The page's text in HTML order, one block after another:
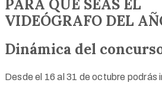
PARA QUE SEAS EL
VIDEÓGRAFO DEL
Dinámica del
Desde el 16 al 31 de octubre podrás